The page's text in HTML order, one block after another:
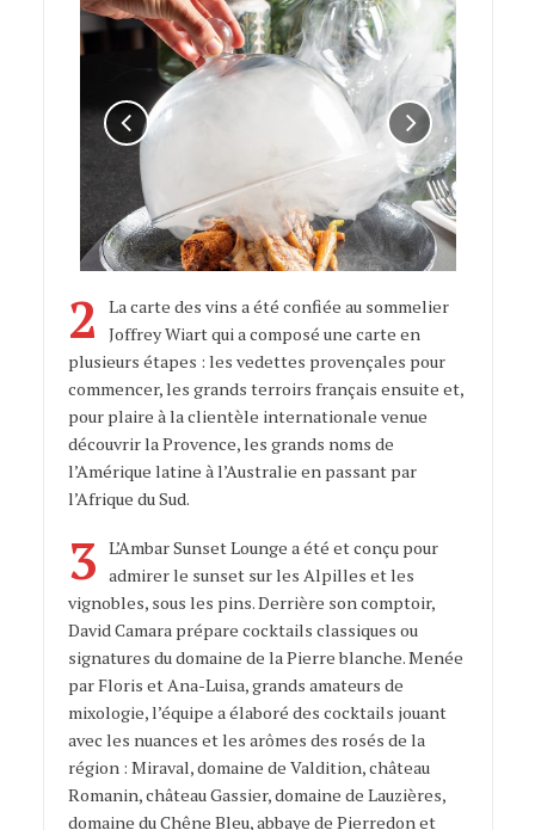
2
La carte des vins a été confiée au sommelier
Joffrey Wiart qui a composé une carte en
plusieurs étapes : les vedettes provençales pour
commencer, les grands terroirs français ensuite et,
pour plaire à la clientèle internationale venue
découvrir la Provence, les grands noms de
l’Amérique latine à l’Australie en passant par
l’Afrique du Sud.
3 L’Ambar Sunset Lounge a été et conçu pour
admirer le sunset sur les Alpilles et les
vignobles, sous les pins. Derrière son comptoir,
David Camara prépare cocktails classiques ou
signatures du domaine de la Pierre blanche. Menée
par Floris et Ana-Luisa, grands amateurs de
mixologie, l’équipe a élaboré des cocktails jouant
avec les nuances et les arômes des rosés de la
région : Miraval, domaine de Valdition, château
Romanin, château Gassier, domaine de Lauzières,
domaine du Chêne Bleu, abbaye de Pierredon et